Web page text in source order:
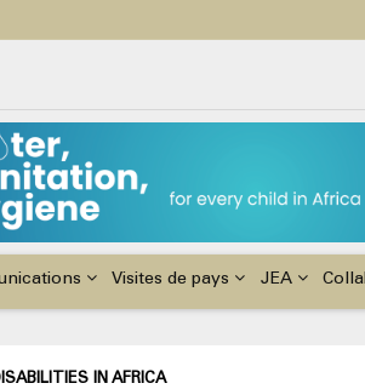
Children’s Rights to Food & Water
Visites de pays JEA
IN AFRICA